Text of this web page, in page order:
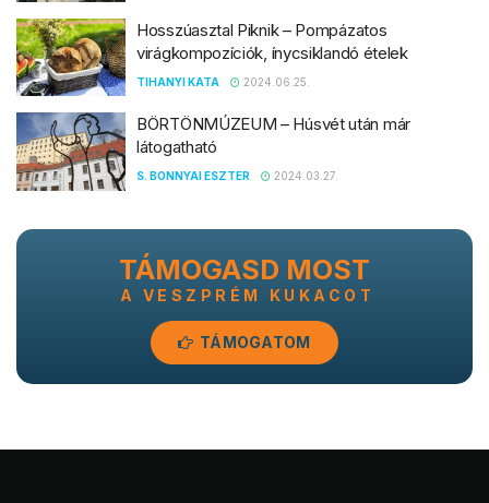
Hosszúasztal Piknik – Pompázatos
virágkompozíciók, ínycsiklandó ételek
TIHANYI KATA 2024.06.25.
BÖRTÖNMÚZEUM – Húsvét után már
látogatható
S. BONNYAI ESZTER 2024.03.27.
TÁMOGASD MOST
A VESZPRÉM KUKACOT
TÁMOGATOM